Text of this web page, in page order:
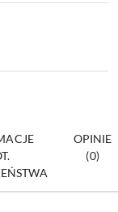
OPINIE
(0)